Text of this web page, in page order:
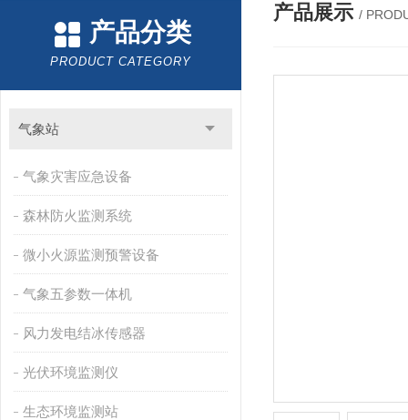
产品分类
PRODUCT CATEGORY
气象站
气象灾害应急设备
森林防火监测系统
微小火源监测预警设备
气象五参数一体机
风力发电结冰传感器
光伏环境监测仪
生态环境监测站
产品展示 /